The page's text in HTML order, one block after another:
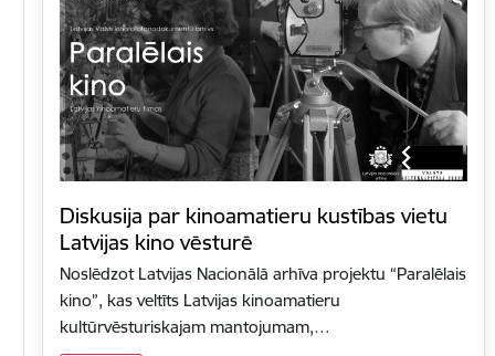
Diskusija par kinoamatieru kustības vietu
Latvijas kino vēsturē
Noslēdzot Latvijas Nacionālā arhīva projektu “Paralēlais
kino”, kas veltīts Latvijas kinoamatieru
kultūrvēsturiskajam mantojumam,…